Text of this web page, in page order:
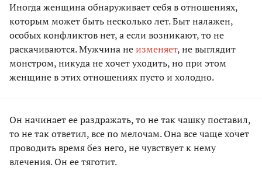
Иногда женщина обнаруживает себя в отношениях,
которым может быть несколько лет. Быт налажен,
особых конфликтов нет, а если возникают, то не
раскачиваются. Мужчина неизменяет, не выглядит
монстром, никуда не хочет уходить, но при этом
женщине в этих отношениях пусто и холодно.
Он начинает ее раздражать, то не так чашку поставил,
то не так ответил, все по мелочам. Она все чаще хочет
проводить время без него, не чувствует к нему
влечения. Он ее тяготит.